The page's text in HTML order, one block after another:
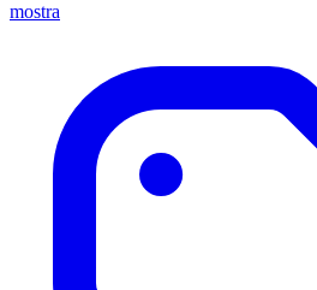
mostra